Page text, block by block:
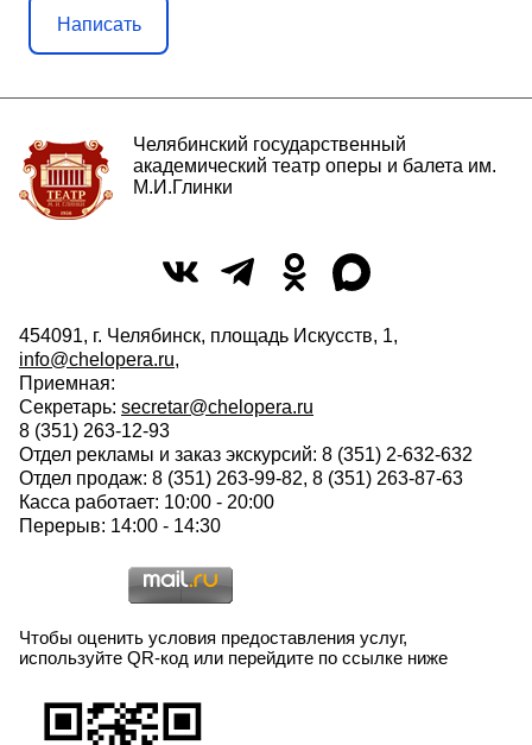
Написать
Челябинский государственный
академический театр оперы и балета им.
М.И.Глинки
454091, г. Челябинск, площадь Искусств, 1,
info@chelopera.ru,
Приемная:
Секретарь: secretar@chelopera.ru
8 (351) 263-12-93
Отдел рекламы и заказ экскурсий: 8 (351) 2-632-632
Отдел продаж: 8 (351) 263-99-82, 8 (351) 263-87-63
Касса работает: 10:00 - 20:00
Перерыв: 14:00 - 14:30
Чтобы оценить условия предоставления услуг,
используйте QR-код или перейдите по ссылке ниже